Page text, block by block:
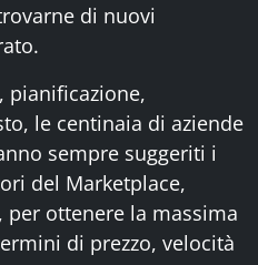
di nuovi
pianificazione,
le centinaia di aziende
sempre suggeriti i
del Marketplace,
ottenere la massima
di prezzo, velocità